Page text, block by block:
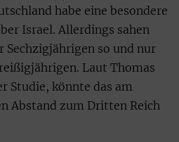
habe eine besondere
Israel. Allerdings sahen
Sechzigjährigen so und nur
Laut Thomas
Studie, könnte das am
Abstand zum Dritten Reich